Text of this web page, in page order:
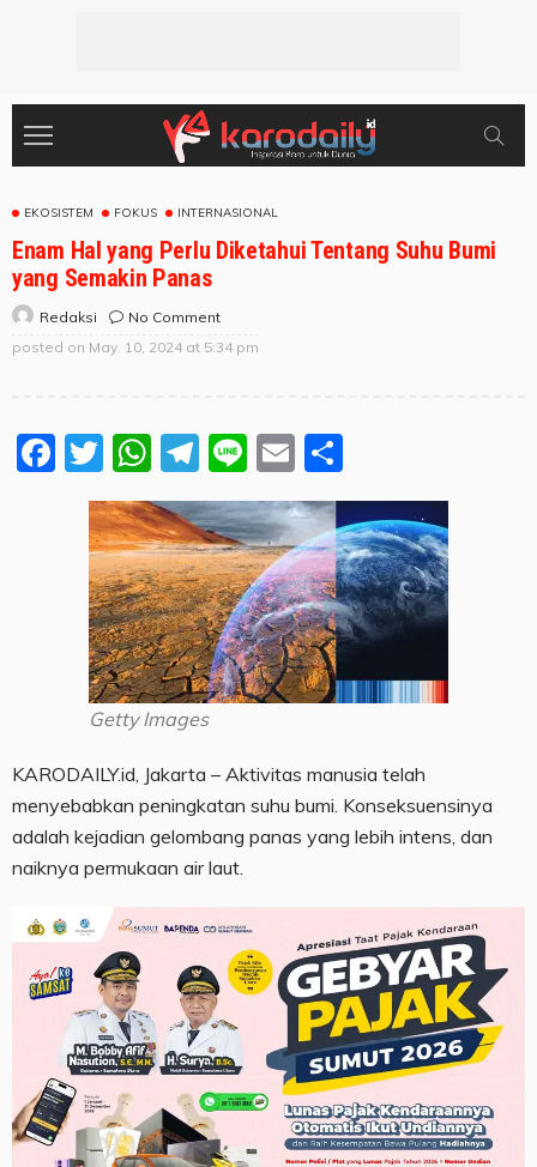
EKOSISTEM FOKUS INTERNASIONAL
Enam Hal yang Perlu Diketahui Tentang Suhu Bumi
yang Semakin Panas
Redaksi
No Comment
posted on May. 10, 2024 at 5:34 pm
Facebook
Twitter
WhatsApp
Telegram
LineEmail
Getty Images
KARODAILY.id, Jakarta – Aktivitas manusia telah
menyebabkan peningkatan suhu bumi. Konseksuensinya
adalah kejadian gelombang panas yang lebih intens, dan
naiknya permukaan air laut.